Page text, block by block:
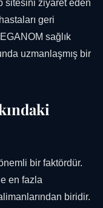
sitesini ziyaret eden
geri
sağlık
uzmanlaşmış bir
bir faktördür.
en fazla
biridir.